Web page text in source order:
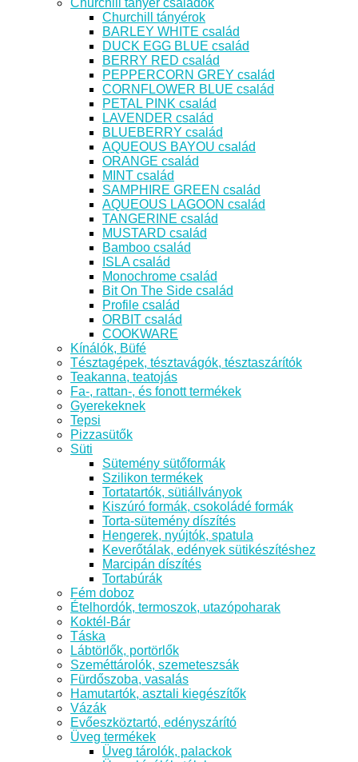
Churchill tányérok
BARLEY WHITE család
DUCK EGG BLUE család
BERRY RED család
PEPPERCORN GREY család
CORNFLOWER BLUE család
PETAL PINK család
LAVENDER család
BLUEBERRY család
AQUEOUS BAYOU család
ORANGE család
MINT család
SAMPHIRE GREEN család
AQUEOUS LAGOON család
TANGERINE család
MUSTARD család
Bamboo család
ISLA család
Monochrome család
Bit On The Side család
Profile család
ORBIT család
COOKWARE
Kínálók, Büfé
Tésztagépek, tésztavágók, tésztaszárítók
Teakanna, teatojás
Fa-, rattan-, és fonott termékek
Gyerekeknek
Tepsi
Pizzasütők
Süti
Sütemény sütőformák
Szilikon termékek
Tortatartók, sütiállványok
Kiszúró formák, csokoládé formák
Torta-sütemény díszítés
Hengerek, nyújtók, spatula
Keverőtálak, edények sütikészítéshez
Marcipán díszítés
Tortabúrák
Fém doboz
Ételhordók, termoszok, utazópoharak
Koktél-Bár
Táska
Lábtörlők, portörlők
Szeméttárolók, szemeteszsák
Fürdőszoba, vasalás
Hamutartók, asztali kiegészítők
Vázák
Evőeszköztartó, edényszárító
Üveg termékek
Üveg tárolók, palackok